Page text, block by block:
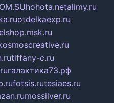
hohota.netalimy.ru
otdelkaexp.ru
tiffany-c.ru
галактика73.рф
fotsis.rutesiaes.ru
mossilver.ru